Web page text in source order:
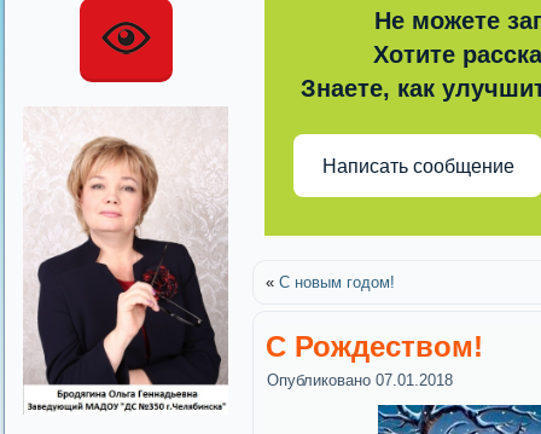
Не можете
Хотите
Знаете, как
Написать сообщение
« С новым годом!
С Рождеством!
Опубликовано 07.01.2018